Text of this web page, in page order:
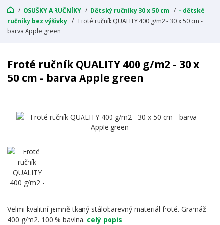
OSUŠKY A RUČNÍKY Dětský ručníky 30 x 50 cm
- dětské
ručníky bez výšivky
Froté ručník QUALITY 400 g/m2 - 30 x 50 cm -
barva Apple green
Froté ručník QUALITY 400 g/m2 - 30 x
50 cm - barva Apple green
Velmi kvalitní jemně tkaný stálobarevný materiál froté. Gramáž
400 g/m2. 100 % bavlna. celý popis